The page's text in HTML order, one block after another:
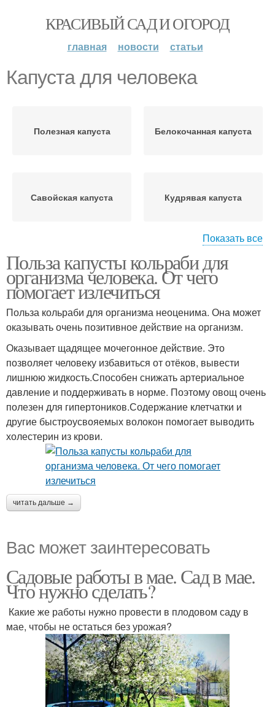
КРАСИВЫЙ САД И ОГОРОД
главная новости статьи
Капуста для человека
Полезная капуста Белокочанная капуста
Савойская капуста Кудрявая капуста
Брюссельская капуста Краснокочанная капуста
Цветная капуста Спаржевая капуста
Показать все
Польза капусты кольраби для
организма человека. От чего
помогает излечиться
Польза кольраби для организма неоценима. Она может
оказывать очень позитивное действие на организм.
Оказывает щадящее мочегонное действие. Это
позволяет человеку избавиться от отёков, вывести
лишнюю жидкость.Способен снижать артериальное
давление и поддерживать в норме. Поэтому овощ очень
полезен для гипертоников.Содержание клетчатки и
другие быстроусвояемых волокон помогает выводить
холестерин из крови.
читать дальше →
Вас может заинтересовать
Садовые работы в мае. Сад в мае.
Что нужно сделать?
Какие же работы нужно провести в плодовом саду в
мае, чтобы не остаться без урожая?